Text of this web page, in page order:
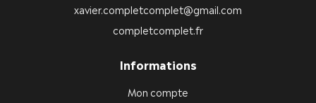
xavier.completcomplet@gmail.com
completcomplet.fr
Informations
Mon compte